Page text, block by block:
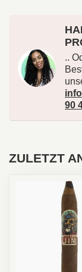
..
90
ZULETZT